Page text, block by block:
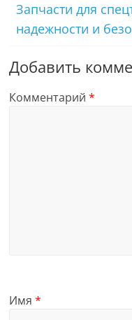
Запчасти для
надежности и
Добавить
Комментарий*
Имя*